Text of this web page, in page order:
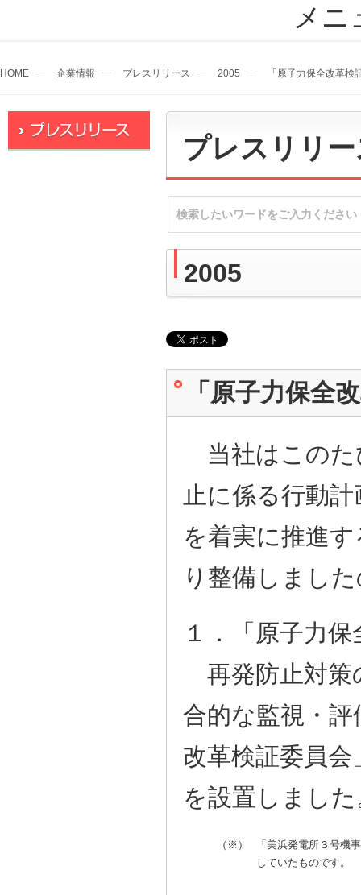
メニ
HOME 企業情報 プレスリリース 2005 「原子力保全改革
プレスリリ
2005
「原子力保全
当社はこのた
止に係る行動
を着実に推進
り整備しまし
１．「原子力
再発防止対策
合的な監視・
改革検証委員会
を設置しまし
（※）
「美浜発電所３号機
していたものです。